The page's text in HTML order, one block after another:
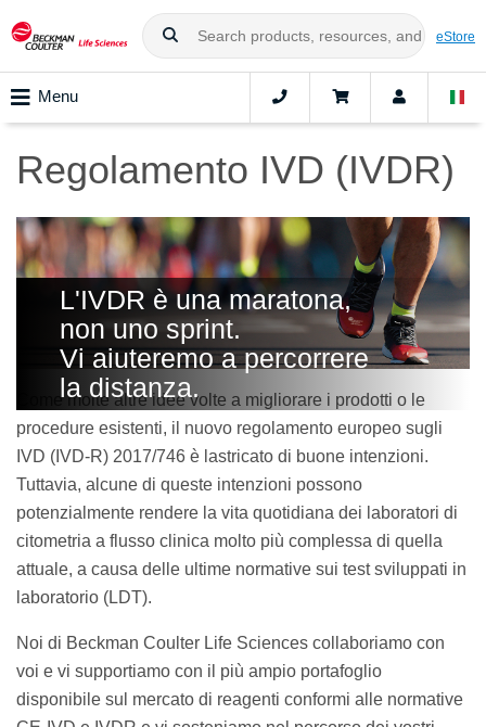
eStore
Menu
Regolamento IVD (IVDR)
L'IVDR è una maratona,
non uno sprint.
Vi aiuteremo a percorrere
la distanza.
Come molte altre idee volte a migliorare i prodotti o le
procedure esistenti, il nuovo regolamento europeo sugli
IVD (IVD-R) 2017/746 è lastricato di buone intenzioni.
Tuttavia, alcune di queste intenzioni possono
potenzialmente rendere la vita quotidiana dei laboratori di
citometria a flusso clinica molto più complessa di quella
attuale, a causa delle ultime normative sui test sviluppati in
laboratorio (LDT).
Noi di Beckman Coulter Life Sciences collaboriamo con
voi e vi supportiamo con il più ampio portafoglio
disponibile sul mercato di reagenti conformi alle normative